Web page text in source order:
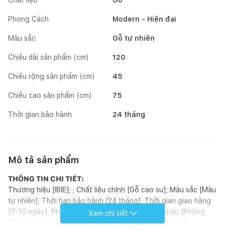
Phong Cách Modern - Hiện đại
Màu sắc Gỗ tự nhiên
Chiều dài sản phẩm (cm) 120
Chiều rộng sản phẩm (cm) 45
Chiều cao sản phẩm (cm) 75
Thời gian bảo hành 24 tháng
Mô tả sản phẩm
THÔNG TIN CHI TIẾT:
Thương hiệu [IBIE]; ; Chất liệu chính [Gỗ cao su]; Màu sắc [Màu
tự nhiên]; Thời hạn bảo hành [24 tháng]; Thời gian giao hàng
[7-10 ngày]; Phòng chính [Phòng ngủ]; Phòng khác [Phòng
làm việc]; Yêu cầu lắp đặt [Không]; Bộ sưu tập [Bộ NB-
Xem chi tiết